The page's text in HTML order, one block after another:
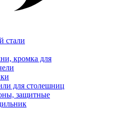
стали
кромка для
для столешниц
защитные